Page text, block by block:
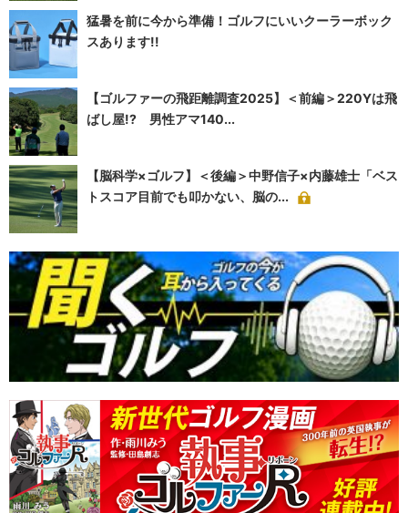
猛暑を前に今から準備！ゴルフにいいクーラーボック
スあります!!
【ゴルファーの飛距離調査2025】＜前編＞220Yは飛
ばし屋!? 男性アマ140...
【脳科学×ゴルフ】＜後編＞中野信子×内藤雄士「ベス
トスコア目前でも叩かない、脳の...